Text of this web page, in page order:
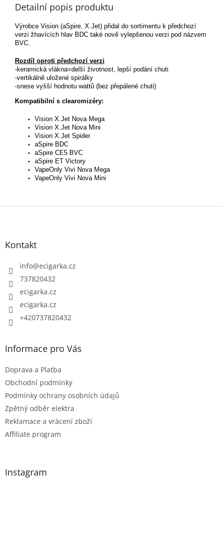
Detailní popis produktu
Výrobce Vision (aSpire, X.Jet) přidal do sortimentu k předchozí
verzi žhavících hlav BDC také nově vylepšenou verzi pod názvem
BVC.
Rozdíl oproti předchozí verzi
-keramická vlákna=delší životnost, lepší podání chuti
-vertikálně uložené spirálky
-snese vyšší hodnotu wattů (bez přepálené chuti)
Kompatibilní s clearomizéry:
Vision X.Jet Nova Mega
Vision X.Jet Nova Mini
Vision X.Jet Spider
aSpire BDC
aSpire CE5 BVC
aSpire ET Victory
VapeOnly Vivi Nova Mega
VapeOnly Vivi Nova Mini
Kontakt
info@ecigarka.cz
737820432
ecigarka.cz
ecigarka.cz
+420737820432
Informace pro Vás
Doprava a Platba
Obchodní podmínky
Podmínky ochrany osobních údajů
Zpětný odběr elektra
Reklamace a vrácení zboží
Affiliate program
Instagram